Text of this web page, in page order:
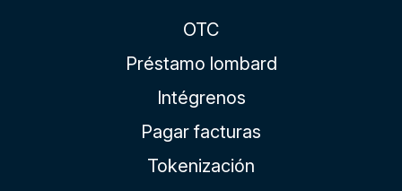
OTC
Préstamo lombard
Intégrenos
Pagar facturas
Tokenización